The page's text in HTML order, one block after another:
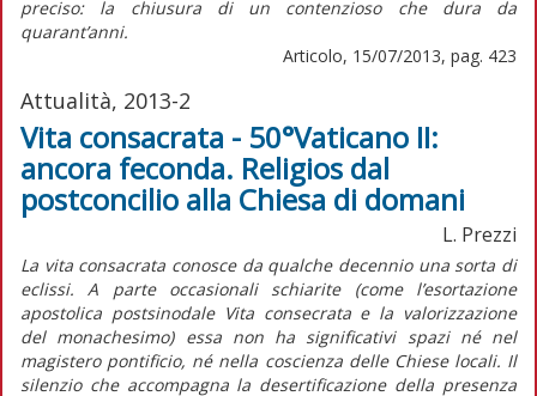
preciso: la chiusura di un contenzioso che dura da
quarant’anni.
Articolo, 15/07/2013, pag. 423
Attualità, 2013-2
Vita consacrata - 50°Vaticano II:
ancora feconda. Religios dal
postconcilio alla Chiesa di domani
L. Prezzi
La vita consacrata conosce da qualche decennio una sorta di
eclissi. A parte occasionali schiarite (come l’esortazione
apostolica postsinodale Vita consecrata e la valorizzazione
del monachesimo) essa non ha significativi spazi né nel
magistero pontificio, né nella coscienza delle Chiese locali. Il
silenzio che accompagna la desertificazione della presenza